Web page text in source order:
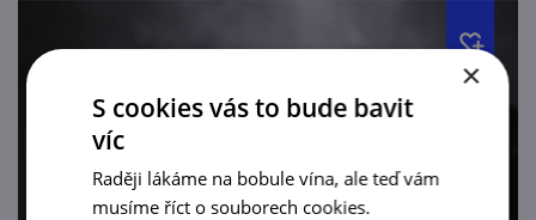
×
S cookies vás to bude bavit
víc
Raději lákáme na bobule vína, ale teď vám
musíme říct o souborech cookies.